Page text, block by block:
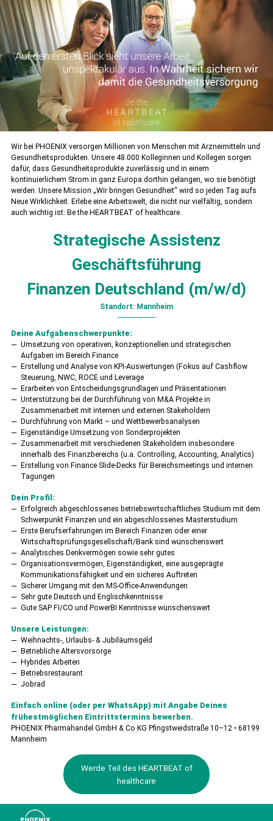
Wir bei PHOENIX versorgen Millionen von Menschen mit Arzneimitteln und
Gesundheitsprodukten. Unsere 48.000 Kolle­ginnen und Kollegen sorgen
dafür, dass Gesundheitsprodukte zuverlässig und in einem
kontinuierlichem Strom in ganz Europa dorthin gelangen, wo sie benötigt
werden. Unsere Mission „Wir bringen Gesundheit“ wird so jeden Tag aufs
Neue Wirklichkeit. Erlebe eine Arbeitswelt, die nicht nur vielfältig, sondern
auch wichtig ist: Be the HEARTBEAT of healthcare.
Strategische Assistenz
Geschäftsführung
Finanzen Deutschland (m/w/d)
Standort: Mannheim
Deine Aufgabenschwerpunkte:
Umsetzung von operativen, konzeptionellen und strategischen
Aufgaben im Bereich Finance
Erstellung und Analyse von KPI-Auswertungen (Fokus auf Cashflow
Steuerung, NWC, ROCE und Leverage
Erarbeiten von Entscheidungsgrundlagen und Präsentationen
Unterstützung bei der Durchführung von M&A Projekte in
Zusammenarbeit mit internen und externen Stakeholdern
Durchführung von Markt – und Wettbewerbsanalysen
Eigenständige Umsetzung von Sonderprojekten
Zusammenarbeit mit verschiedenen Stakeholdern insbesondere
innerhalb des Finanzbereichs (u.a. Controlling, Accounting, Analytics)
Erstellung von Finance Slide-Decks für Bereichsmeetings und internen
Tagungen
Dein Profil:
Erfolgreich abgeschlossenes betriebswirtschaftliches Studium mit dem
Schwerpunkt Finanzen und ein abgeschlossenes Masterstudium
Erste Berufserfahrungen im Bereich Finanzen oder einer
Wirtschaftsprüfungsgesellschaft/Bank sind wünschenswert
Analytisches Denkvermögen sowie sehr gutes
Organisationsvermögen, Eigenständigkeit, eine ausgeprägte
Kommunikationsfähigkeit und ein sicheres Auftreten
Sicherer Umgang mit den MS-Office-Anwendungen
Sehr gute Deutsch und Englischkenntnisse
Gute SAP FI/CO und PowerBI Kenntnisse wünschenswert
Unsere Leistungen:
Weihnachts-, Urlaubs- & Jubiläumsgeld
Betriebliche Altersvorsorge
Hybrides Arbeiten
Betriebsrestaurant
Jobrad
Einfach online (oder per WhatsApp) mit Angabe Deines
frühestmöglichen Eintrittstermins bewerben.
PHOENIX Pharmahandel GmbH & Co KG Pfingstweidstraße 10–12 • 68199
Mannheim
Werde Teil des HEARTBEAT of
healthcare